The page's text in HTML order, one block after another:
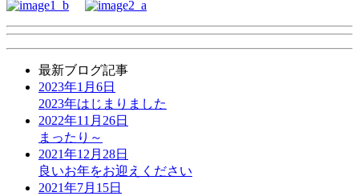
最新ブログ記事
2023年1月6日
2023年はじまりました
2022年11月26日
まったり～
2021年12月28日
良いお年をお迎えください
2021年7月15日